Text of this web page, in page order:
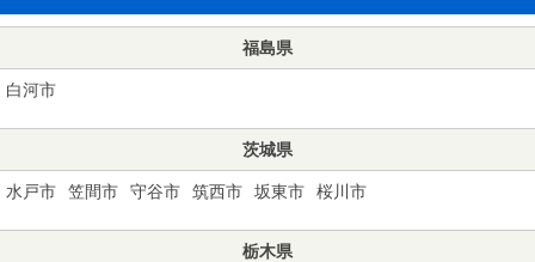
福島県
白河市
茨城県
水戸市 笠間市 守谷市 筑西市 坂東市 桜川市
栃木県